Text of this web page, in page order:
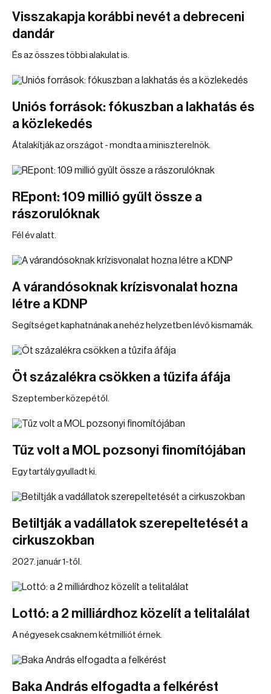
Visszakapja korábbi nevét a debreceni
dandár
És az összes többi alakulat is.
Uniós források: fókuszban a lakhatás és
a közlekedés
Átalakítják az országot - mondta a miniszterelnök.
REpont: 109 millió gyűlt össze a
rászorulóknak
Fél év alatt.
A várandósoknak krízisvonalat hozna
létre a KDNP
Segítséget kaphatnának a nehéz helyzetben lévő kismamák.
Öt százalékra csökken a tűzifa áfája
Szeptember közepétől.
Tűz volt a MOL pozsonyi finomítójában
Egy tartály gyulladt ki.
Betiltják a vadállatok szerepeltetését a
cirkuszokban
2027. január 1-től.
Lottó: a 2 milliárdhoz közelít a telitalálat
A négyesek csaknem kétmilliót érnek.
Baka András elfogadta a felkérést